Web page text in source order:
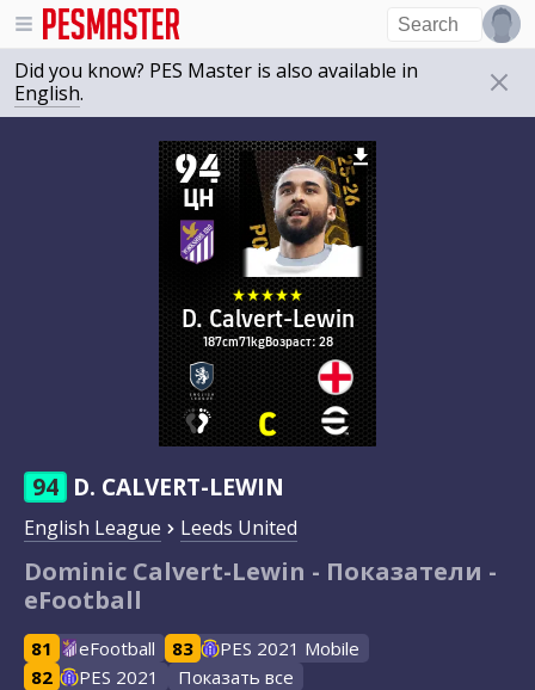
Did you know? PES Master is also available in
English.
94
ЦН
D. Calvert-Lewin
187cm71kgВозраст: 28
94 D. CALVERT-LEWIN
English League Leeds United
Dominic Calvert-Lewin - Показатели -
eFootball
81 eFootball 83
PES 2021 Mobile
82
PES 2021 Показать все